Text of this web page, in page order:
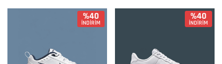
%40
İNDİRİM
%40
İNDİRİM